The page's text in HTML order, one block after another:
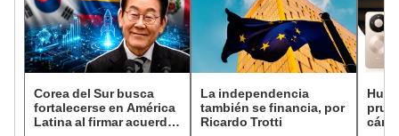
Corea del Sur busca
fortalecerse en América
Latina al firmar acuerdo
La independencia
también se financia, por
Ricardo Trotti